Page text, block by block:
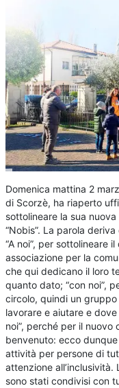
Domenica mattina 2
di Scorzè, ha riaperto
sottolineare la sua
“Nobis”. La parola
“A noi”, per sottolineare
associazione per la
che qui dedicano il loro
quanto dato; “con noi”,
circolo, quindi un
lavorare e aiutare e
noi”, perché per il
benvenuto: ecco
attività per persone di
attenzione
sono stati condivisi con